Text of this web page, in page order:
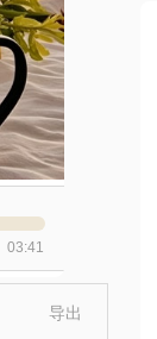
03:41
导出